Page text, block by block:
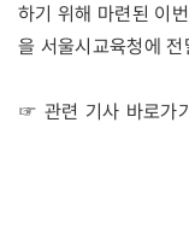
하기 위해 마련된 이
을 서울시교육청에 전
☞ 관련 기사 바로가